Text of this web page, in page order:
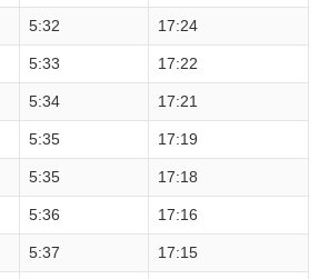
5:32 17:24
5:33 17:22
5:34 17:21
5:35 17:19
5:35 17:18
5:36 17:16
5:37 17:15